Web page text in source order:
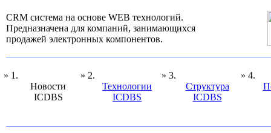
CRM система на основе WEB технологий.
Предназначена для компаний, занимающихся
продажей электронных компонентов.
» 1.
Новости
ICDBS
» 2.
Технологии
ICDBS
» 3.
Структура
ICDBS
» 4.